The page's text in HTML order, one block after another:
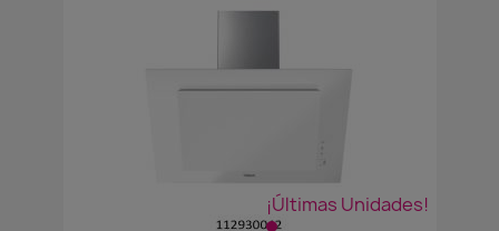
¡Últimas Unidades!